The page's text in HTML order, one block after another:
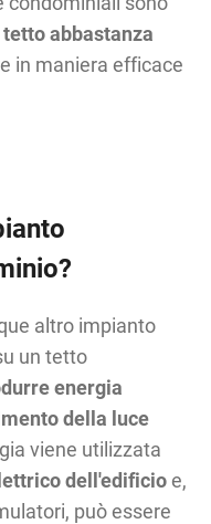
tetto abbastanza
in maniera efficace
altro impianto
un tetto
energia
della luce
viene utilizzata
dell'edificioe,
può essere